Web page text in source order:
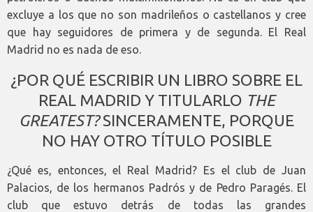
excluye a los que no son madrileños o castellanos y cree
que hay seguidores de primera y de segunda. El Real
Madrid no es nada de eso.
¿POR QUÉ ESCRIBIR UN LIBRO SOBRE EL
REAL MADRID Y TITULARLO THE
GREATEST?SINCERAMENTE, PORQUE
NO HAY OTRO TÍTULO POSIBLE
¿Qué es, entonces, el Real Madrid? Es el club de Juan
Palacios, de los hermanos Padrós y de Pedro Paragés. El
club que estuvo detrás de todas las grandes